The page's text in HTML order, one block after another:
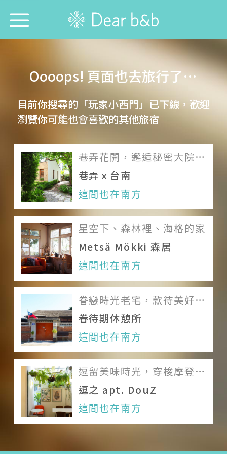
尋找旅宿防疫模範生！
想跟誰旅行？
想找哪間旅宿？
每週特輯
選擇語言： 中文 English 日本語
關於我們
團隊印象
加入我們
服務條款
Like us on Facebook
Follow us on Instagram
Oooops! 頁面也去旅行了…
目前你搜尋的「玩家小西門」已下線，歡迎
瀏覽你可能也會喜歡的其他旅宿
巷弄花開，邂逅秘密大院落
裡的時光宅邸
巷弄ｘ台南
這間也在南方
星空下、森林裡、海格的家
Metsä Mökki 森居
這間也在南方
眷戀時光老宅，款待美好休
憩
眷待期休憩所
這間也在南方
逗留美味時光，穿梭摩登的
太空年代
逗之 apt. DouZ
這間也在南方